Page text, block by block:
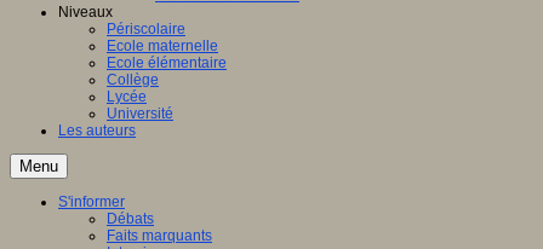
Niveaux
Périscolaire
Ecole maternelle
Ecole élémentaire
Collège
Lycée
Université
Les auteurs
Menu
S'informer
Débats
Faits marquants